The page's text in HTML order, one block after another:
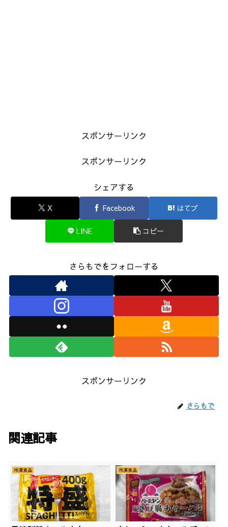
スポンサーリンク
スポンサーリンク
シェアする
X Facebook はてブ
LINE コピー
さらもでをフォローする
スポンサーリンク
さらもで
関連記事
冷凍食品 冷凍食品